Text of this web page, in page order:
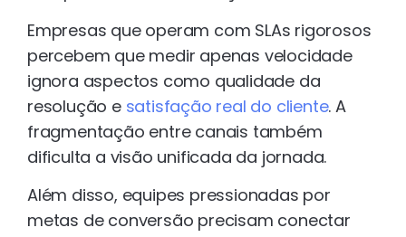
Empresas que operam com SLAs rigorosos
percebem que medir apenas velocidade
ignora aspectos como qualidade da
resolução e satisfação real do cliente. A
fragmentação entre canais também
dificulta a visão unificada da jornada.
Além disso, equipes pressionadas por
metas de conversão precisam conectar